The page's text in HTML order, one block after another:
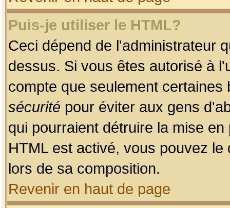
Puis-je utiliser le HTML?
Ceci dépend de l'administrateur
dessus. Si vous êtes autorisé à
compte que seulement
sécurité pour éviter aux gens
qui pourraient détruire la mise
HTML est activé, vous pouvez
lors de sa composition.
Revenir en haut de page